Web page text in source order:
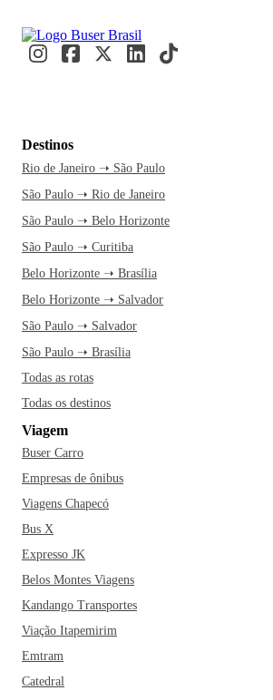
Destinos
Rio de Janeiro ➝ São Paulo
São Paulo ➝ Rio de Janeiro
São Paulo ➝ Belo Horizonte
São Paulo ➝ Curitiba
Belo Horizonte ➝ Brasília
Belo Horizonte ➝ Salvador
São Paulo ➝ Salvador
São Paulo ➝ Brasília
Todas as rotas
Todas os destinos
Viagem
Buser Carro
Empresas de ônibus
Viagens Chapecó
Bus X
Expresso JK
Belos Montes Viagens
Kandango Transportes
Viação Itapemirim
Emtram
Catedral